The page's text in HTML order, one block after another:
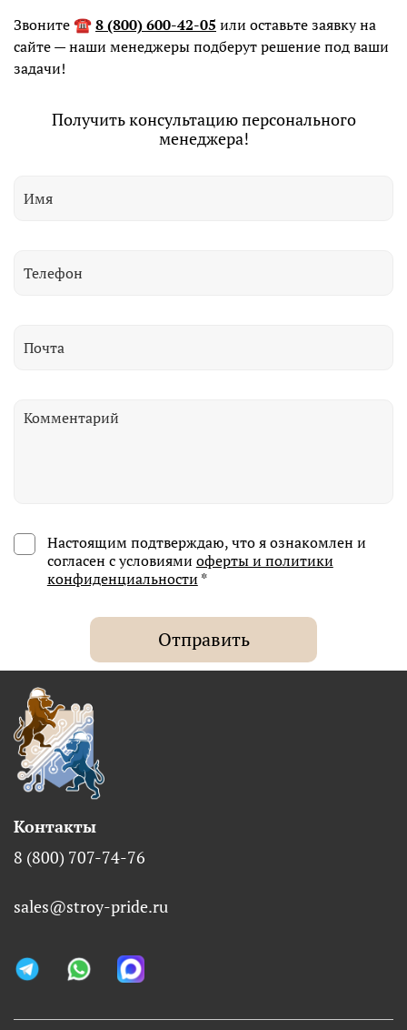
Звоните☎️8 (800) 600-42-05 или оставьте заявку на
сайте — наши менеджеры подберут решение под ваши
задачи!
Получить консультацию персонального
менеджера!
Настоящим подтверждаю, что я ознакомлен и
согласен с условиями оферты и политики
конфиденциальности *
Отправить
Контакты
8 (800) 707-74-76
sales@stroy-pride.ru